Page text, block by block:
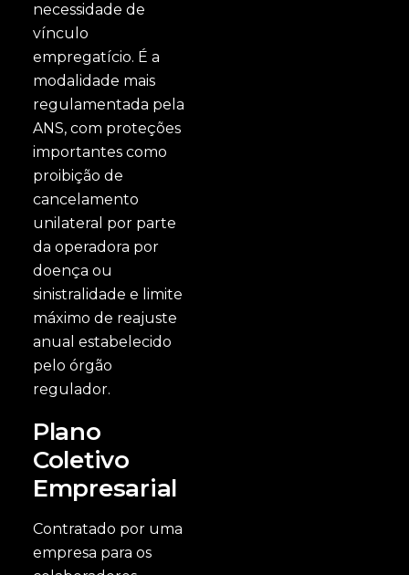
necessidade de
vínculo
empregatício. É a
modalidade mais
regulamentada pela
ANS, com proteções
importantes como
proibição de
cancelamento
unilateral por parte
da operadora por
doença ou
sinistralidade e limite
máximo de reajuste
anual estabelecido
pelo órgão
regulador.
Plano
Coletivo
Empresarial
Contratado por uma
empresa para os